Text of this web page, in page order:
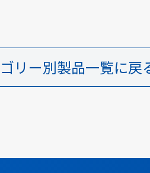
リー別製品一覧に戻